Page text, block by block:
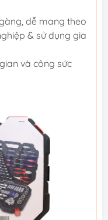
dễ mang theo
& sử dụng gia
và công sức